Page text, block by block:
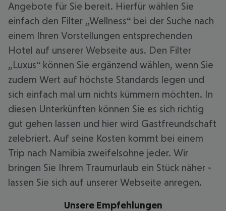
Angebote für Sie bereit. Hierfür wählen Sie
einfach den Filter „Wellness“ bei der Suche nach
einem Ihren Vorstellungen entsprechenden
Hotel auf unserer Webseite aus. Den Filter
„Luxus“ können Sie ergänzend wählen, wenn Sie
zudem Wert auf höchste Standards legen und
sich einfach mal um nichts kümmern möchten. In
diesen Unterkünften können Sie es sich richtig
gut gehen lassen und hier wird Gastfreundschaft
zelebriert. Auf seine Kosten kommt bei einem
Trip nach Namibia zweifelsohne jeder. Wir
bringen Sie Ihrem Traumurlaub ein Stück näher -
lassen Sie sich auf unserer Webseite anregen.
Unsere Empfehlungen